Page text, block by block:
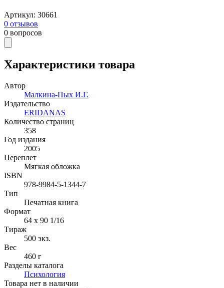
Артикул: 30661
0 отзывов
0 вопросов
Характеристики товара
Автор
Малкина-Пых И.Г.
Издательство
ERIDANAS
Количество страниц
358
Год издания
2005
Переплет
Мягкая обложка
ISBN
978-9984-5-1344-7
Тип
Печатная книга
Формат
64 x 90 1/16
Тираж
500 экз.
Вес
460 г
Разделы каталога
Психология
Товара нет в наличии